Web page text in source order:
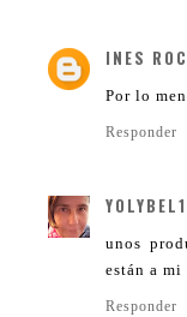
INES
Por lo
Responder
unos
están a mi
Responder